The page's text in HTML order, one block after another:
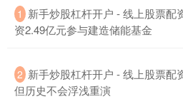
1 新手炒股杠杆开户 - 线上股票配
资2.49亿元参与建造储能基金
2 新手炒股杠杆开户 - 线上股票配
但历史不会浮浅重演